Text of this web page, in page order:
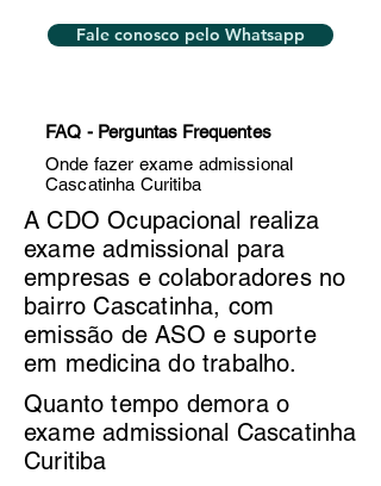
Fale conosco pelo Whatsapp
FAQ - Perguntas Frequentes
Onde fazer exame admissional
Cascatinha Curitiba
A CDO Ocupacional realiza
exame admissional para
empresas e colaboradores no
bairro Cascatinha, com
emissão de ASO e suporte
em medicina do trabalho.
Quanto tempo demora o
exame admissional Cascatinha
Curitiba